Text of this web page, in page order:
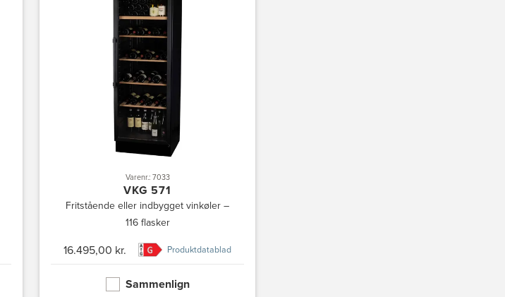
Varenr.: 7033
VKG 571
Fritstående eller indbygget vinkøler –
116 flasker
16.495,00 kr. Produktdatablad
Sammenlign